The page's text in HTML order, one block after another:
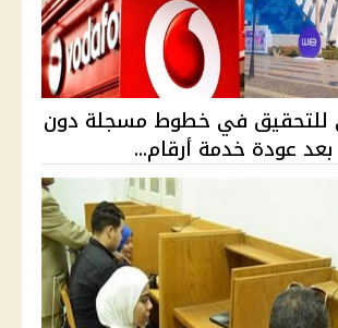
للتحقيق في خطوط مسجلة دون
عودة خدمة أرقام...